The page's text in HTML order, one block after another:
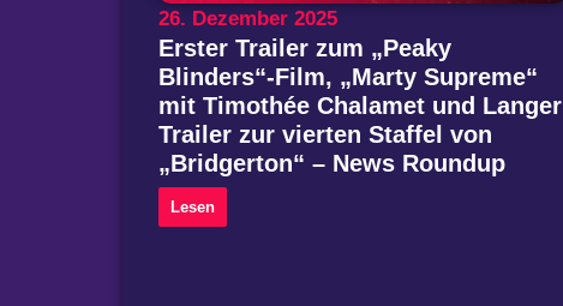
26. Dezember 2025
Erster Trailer zum „Peaky
Blinders“-Film, „Marty Supreme“
mit Timothée Chalamet und Langer
Trailer zur vierten Staffel von
„Bridgerton“ – News Roundup
Lesen